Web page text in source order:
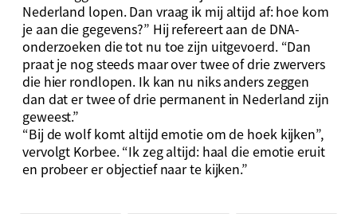
Nederland lopen. Dan vraag ik mij altijd af: hoe kom
je aan die gegevens?” Hij refereert aan de DNA-
onderzoeken die tot nu toe zijn uitgevoerd. “Dan
praat je nog steeds maar over twee of drie zwervers
die hier rondlopen. Ik kan nu niks anders zeggen
dan dat er twee of drie permanent in Nederland zijn
geweest.”
“Bij de wolf komt altijd emotie om de hoek kijken”,
vervolgt Korbee. “Ik zeg altijd: haal die emotie eruit
en probeer er objectief naar te kijken.”